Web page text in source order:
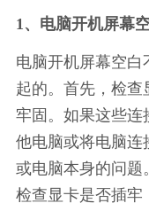
1、电脑开机屏幕
电脑开机屏幕空白
起的。首先，检
牢固。如果这些连
他电脑或将电脑连
或电脑本身的问题
检查显卡是否插牢